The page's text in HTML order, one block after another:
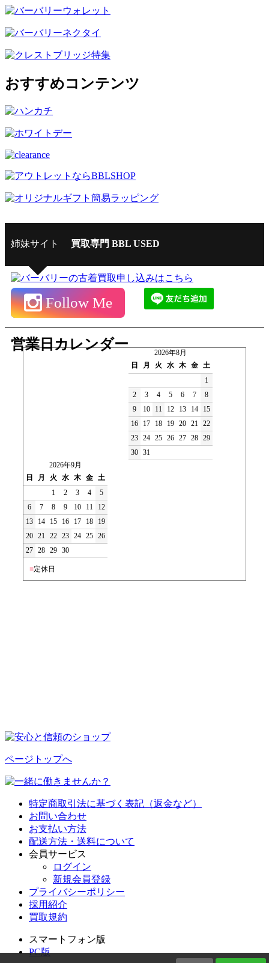
おすすめコンテンツ
姉妹サイト 買取専門 BBL USED
Follow Me
営業日カレンダー
2026年8月
日
月 火 水 木 金 土
1
2
3 4 5 6 7
8
9
10 11 12 13 14
15
16
17 18 19 20 21 22
23 24 25 26 27 28 29
30 31
2026年9月
日
月 火 水 木 金 土
1
2 3 4
5
6
7 8 9 10 11
12
13
14 15 16 17 18
19
20 21 22 23 24 25 26
27 28 29 30
■定休日
ページトップへ
特定商取引法に基づく表記（返金など）
お問い合わせ
お支払い方法
配送方法・送料について
会員サービス
ログイン
新規会員登録
プライバシーポリシー
採用紹介
買取規約
スマートフォン版
PC版